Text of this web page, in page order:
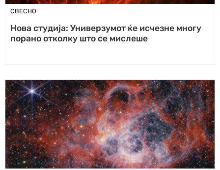
СВЕСНО
Нова студија: Универзумот ќе исчезне многу
порано отколку што се мислеше